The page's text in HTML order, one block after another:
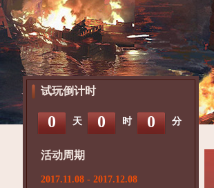
试玩倒计时
0 天 0 时 0 分
活动周期
2017.11.08 - 2017.12.08